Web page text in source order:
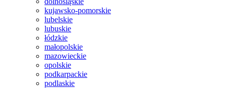
kujawsko-pomorskie
lubelskie
lubuskie
łódzkie
małopolskie
mazowieckie
opolskie
podkarpackie
podlaskie